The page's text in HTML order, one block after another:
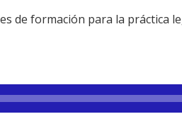
de formación para la práctica